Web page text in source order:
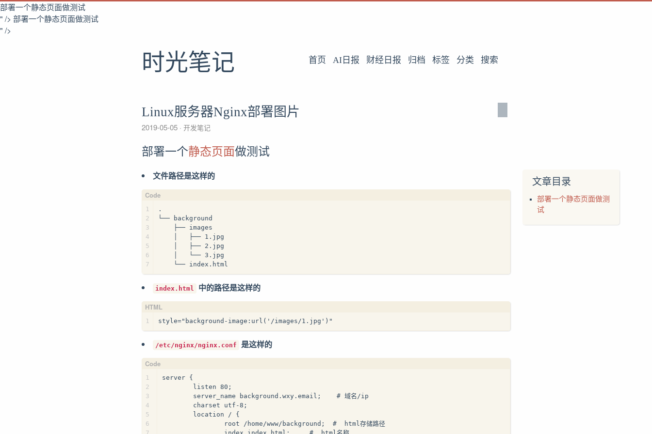
部署一个静态页面做测试
" /> 部署一个静态页面做测试
" />
时光笔记 首页 AI日报 财经日报 归档 标签 分类 搜索
Linux服务器Nginx部署图片
2019-05-05 开发笔记
文章目录
部署一个静态页面做测
试
部署一个静态页面做测试
文件路径是这样的
1
2
3
4
5
6
7
.
└── background
    ├── images
    │   ├── 1.jpg
    │   ├── 2.jpg
    │   └── 3.jpg
    └── index.html
index.html 中的路径是这样的
1 style="background-image:url('/images/1.jpg')"
/etc/nginx/nginx.conf 是这样的
1
2
3
4
5
6
server {
        listen 80;
        server_name background.wxy.email;    # 域名/ip
        charset utf-8;
        location / {
                root /home/www/background;  #  html存储路径